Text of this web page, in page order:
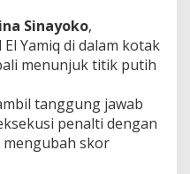
Sinayoko,
Yamiq di dalam kotak
menunjuk titik putih
tanggung jawab
penalti dengan
mengubah skor